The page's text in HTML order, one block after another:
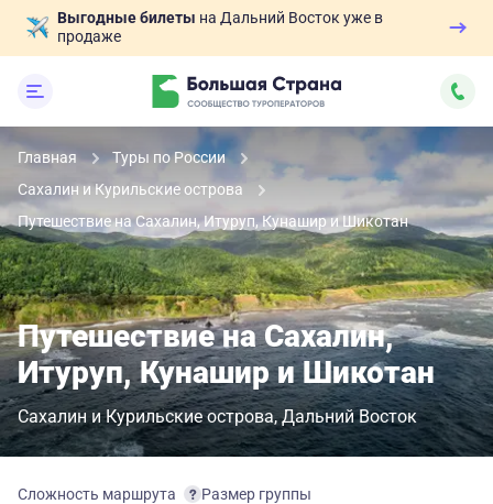
Выгодные билеты на Дальний Восток уже в
продаже
Главная
Туры по России
Сахалин и Курильские острова
Путешествие на Сахалин, Итуруп, Кунашир и Шикотан
Путешествие на Сахалин,
Итуруп, Кунашир и Шикотан
Сахалин и Курильские острова Дальний Восток
Сложность маршрута Размер группы